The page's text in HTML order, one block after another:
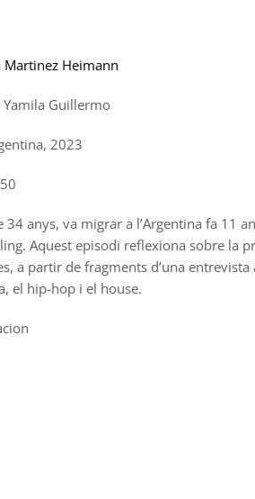
Martinez Heimann
Yamila Guillermo
2023
34 anys, va migrar a l’Argentina fa 11
Aquest episodi reflexiona sobre la
a partir de fragments d’una entrevista
el hip-hop i el house.